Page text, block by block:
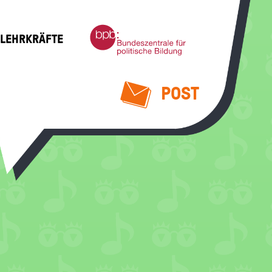
Bundeszentrale
für
politische
POST